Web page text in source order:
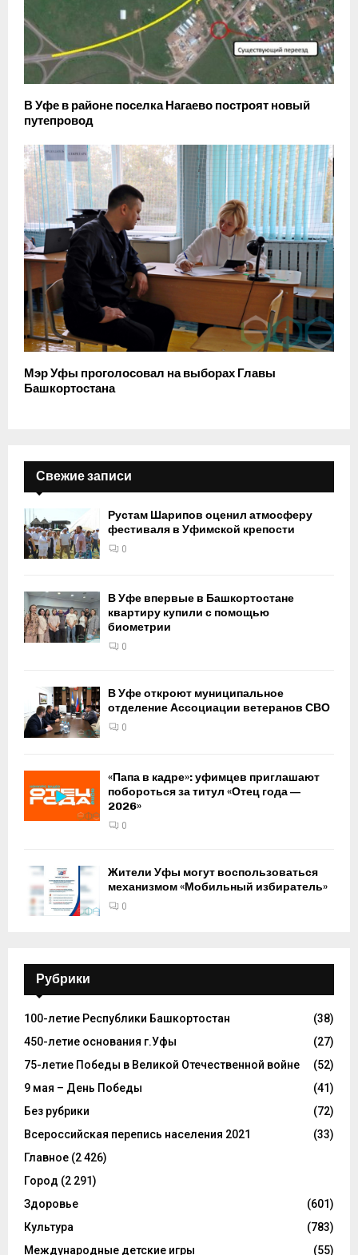
В Уфе в районе поселка Нагаево построят новый
путепровод
Мэр Уфы проголосовал на выборах Главы
Башкортостана
Свежие записи
Рустам Шарипов оценил атмосферу
фестиваля в Уфимской крепости
0
В Уфе впервые в Башкортостане
квартиру купили с помощью
биометрии
0
В Уфе откроют муниципальное
отделение Ассоциации ветеранов СВО
0
«Папа в кадре»: уфимцев приглашают
побороться за титул «Отец года —
2026»
0
Жители Уфы могут воспользоваться
механизмом «Мобильный избиратель»
0
Рубрики
100-летие Республики Башкортостан
(38)
450-летие основания г.Уфы
(27)
75-летие Победы в Великой Отечественной войне
(52)
9 мая – День Победы
(41)
Без рубрики
(72)
Всероссийская перепись населения 2021
(33)
Главное (2 426)
Город (2 291)
Здоровье
(601)
Культура
(783)
Международные детские игры
(55)